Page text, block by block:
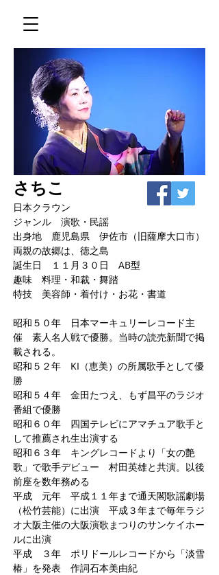
さちこ
日本クラウン
ジャンル 演歌・民謡
出身地 鹿児島県 伊佐市（旧薩摩大口市）
両親の故郷は、徳之島
誕生日 １１月３０日 AB型
趣味 料理・和裁・舞踏
特技 美容師・着付け・お花・書道
昭和５０年 日本マーキュリーレコード主
催 素人名人戦で優勝。 当時の読売新聞で掲
載される。
昭和５２年 KI（恵美）の所属歌手として優
勝
昭和５４年 金田たつえ、もず昌平のラジオ
番組で優勝
昭和６０年 四国テレビにアマチュア歌手と
して推薦され生出演する
昭和６３年 キングレコードより「女の艶
歌」で歌手デビュー 村田英雄と共演。以後
前座を数年務める
平成 元年 平成１１年まで通天閣歌謡劇場
（松竹芸能）に出演 平成３年まで毎年ラジ
オ大阪主催の大阪演歌まつりのサンケイホー
ルに出演
平成 ３年 ポリドールレコードから「淡雪
椿」を発表 作詞石本美由紀